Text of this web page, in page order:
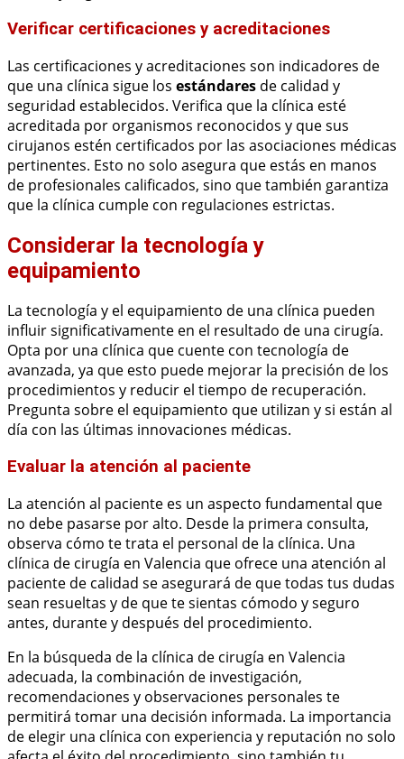
Verificar certificaciones y acreditaciones
Las certificaciones y acreditaciones son indicadores de
que una clínica sigue los estándares de calidad y
seguridad establecidos. Verifica que la clínica esté
acreditada por organismos reconocidos y que sus
cirujanos estén certificados por las asociaciones médicas
pertinentes. Esto no solo asegura que estás en manos
de profesionales calificados, sino que también garantiza
que la clínica cumple con regulaciones estrictas.
Considerar la tecnología y
equipamiento
La tecnología y el equipamiento de una clínica pueden
influir significativamente en el resultado de una cirugía.
Opta por una clínica que cuente con tecnología de
avanzada, ya que esto puede mejorar la precisión de los
procedimientos y reducir el tiempo de recuperación.
Pregunta sobre el equipamiento que utilizan y si están al
día con las últimas innovaciones médicas.
Evaluar la atención al paciente
La atención al paciente es un aspecto fundamental que
no debe pasarse por alto. Desde la primera consulta,
observa cómo te trata el personal de la clínica. Una
clínica de cirugía en Valencia que ofrece una atención al
paciente de calidad se asegurará de que todas tus dudas
sean resueltas y de que te sientas cómodo y seguro
antes, durante y después del procedimiento.
En la búsqueda de la clínica de cirugía en Valencia
adecuada, la combinación de investigación,
recomendaciones y observaciones personales te
permitirá tomar una decisión informada. La importancia
de elegir una clínica con experiencia y reputación no solo